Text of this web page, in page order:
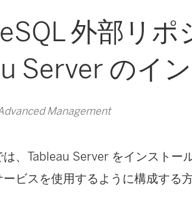
外部リポ
Server のイ
Management
、Tableau Server をインストー
ビスを使用するように構成する